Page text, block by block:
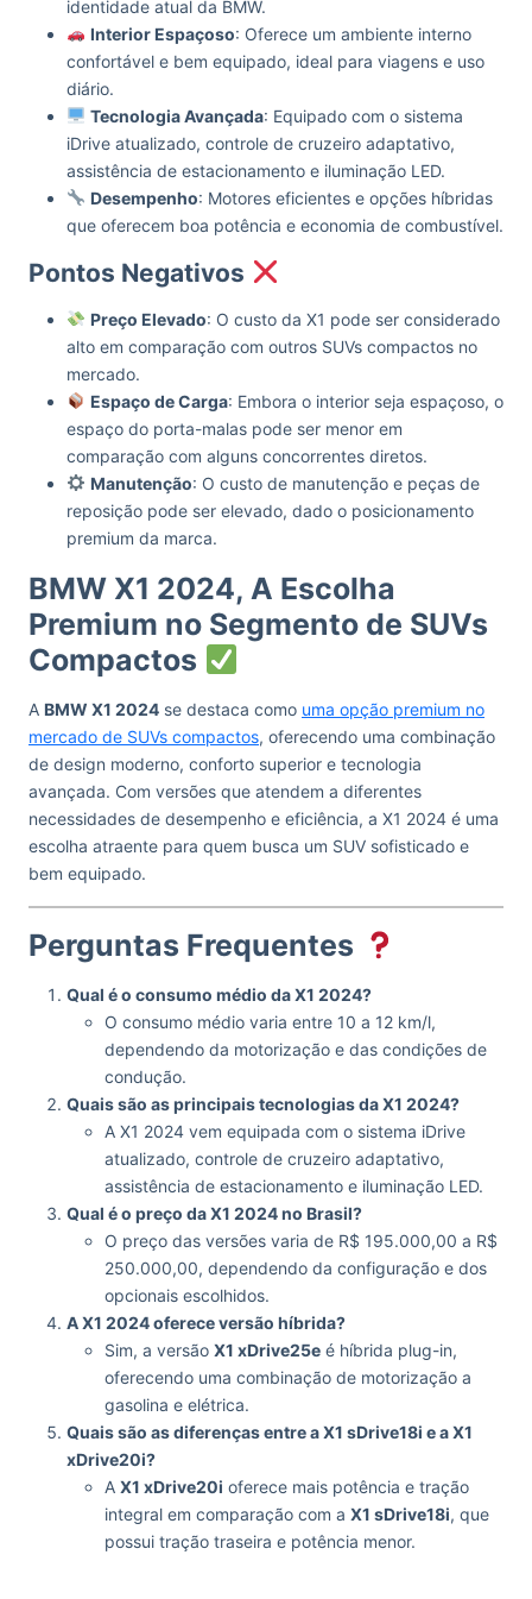
identidade atual da BMW.
Interior Espaçoso: Oferece um ambiente interno
confortável e bem equipado, ideal para viagens e uso
diário.
Tecnologia Avançada: Equipado com o sistema
iDrive atualizado, controle de cruzeiro adaptativo,
assistência de estacionamento e iluminação LED.
Desempenho: Motores eficientes e opções híbridas
que oferecem boa potência e economia de combustível.
Pontos Negativos
Preço Elevado: O custo da X1 pode ser considerado
alto em comparação com outros SUVs compactos no
mercado.
Espaço de Carga: Embora o interior seja espaçoso, o
espaço do porta-malas pode ser menor em
comparação com alguns concorrentes diretos.
Manutenção: O custo de manutenção e peças de
reposição pode ser elevado, dado o posicionamento
premium da marca.
BMW X1 2024, A Escolha
Premium no Segmento de SUVs
Compactos
A BMW X1 2024 se destaca como uma opção premium no
mercado de SUVs compactos, oferecendo uma combinação
de design moderno, conforto superior e tecnologia
avançada. Com versões que atendem a diferentes
necessidades de desempenho e eficiência, a X1 2024 é uma
escolha atraente para quem busca um SUV sofisticado e
bem equipado.
Perguntas Frequentes
Qual é o consumo médio da X1 2024?
O consumo médio varia entre 10 a 12 km/l,
dependendo da motorização e das condições de
condução.
Quais são as principais tecnologias da X1 2024?
A X1 2024 vem equipada com o sistema iDrive
atualizado, controle de cruzeiro adaptativo,
assistência de estacionamento e iluminação LED.
Qual é o preço da X1 2024 no Brasil?
O preço das versões varia de R$ 195.000,00 a R$
250.000,00, dependendo da configuração e dos
opcionais escolhidos.
A X1 2024 oferece versão híbrida?
Sim, a versão X1 xDrive25e é híbrida plug-in,
oferecendo uma combinação de motorização a
gasolina e elétrica.
Quais são as diferenças entre a X1 sDrive18i e a X1
xDrive20i?
A X1 xDrive20i oferece mais potência e tração
integral em comparação com a X1 sDrive18i, que
possui tração traseira e potência menor.